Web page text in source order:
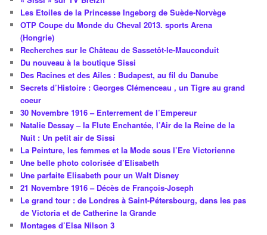
Les Etoiles de la Princesse Ingeborg de Suède-Norvège
OTP Coupe du Monde du Cheval 2013. sports Arena
(Hongrie)
Recherches sur le Château de Sassetôt-le-Mauconduit
Du nouveau à la boutique Sissi
Des Racines et des Ailes : Budapest, au fil du Danube
Secrets d’Histoire : Georges Clémenceau , un Tigre au grand
coeur
30 Novembre 1916 – Enterrement de l’Empereur
Natalie Dessay – la Flute Enchantée, l’Air de la Reine de la
Nuit : Un petit air de Sissi
La Peinture, les femmes et la Mode sous l’Ere Victorienne
Une belle photo colorisée d’Elisabeth
Une parfaite Elisabeth pour un Walt Disney
21 Novembre 1916 – Décès de François-Joseph
Le grand tour : de Londres à Saint-Pétersbourg, dans les pas
de Victoria et de Catherine la Grande
Montages d’Elsa Nilson 3